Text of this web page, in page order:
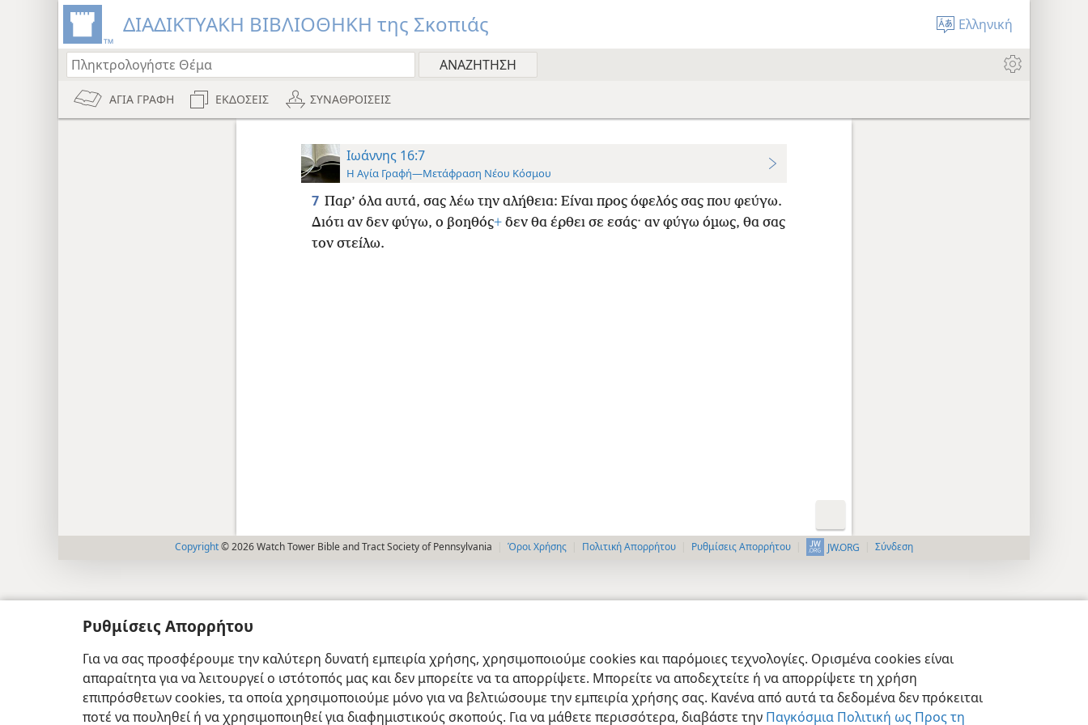
Ρυθμίσεις Απορρήτου
Για να σας προσφέρουμε την καλύτερη δυνατή εμπειρία χρήσης, χρησιμοποιούμε cookies και παρόμοιες τεχνολογίες. Ορισμένα cookies είναι
απαραίτητα για να λειτουργεί ο ιστότοπός μας και δεν μπορείτε να τα απορρίψετε. Μπορείτε να αποδεχτείτε ή να απορρίψετε τη χρήση
επιπρόσθετων cookies, τα οποία χρησιμοποιούμε μόνο για να βελτιώσουμε την εμπειρία χρήσης σας. Κανένα από αυτά τα δεδομένα δεν πρόκειται
ποτέ να πουληθεί ή να χρησιμοποιηθεί για διαφημιστικούς σκοπούς. Για να μάθετε περισσότερα, διαβάστε την Παγκόσμια Πολιτική ως Προς τη
ΔΙΑΔΙΚΤΥΑΚΗ ΒΙΒΛΙΟΘΗΚΗ της Σκοπιάς Ελληνική
ΑΓΙΑ ΓΡΑΦΗ ΕΚΔΟΣΕΙΣ ΣΥΝΑΘΡΟΙΣΕΙΣ
Ιωάννης 16:7
Η Αγία Γραφή—Μετάφραση Νέου Κόσμου
7 Παρ’ όλα αυτά, σας λέω την αλήθεια: Είναι προς όφελός σας που φεύγω.
Διότι αν δεν φύγω, ο βοηθός+δεν θα έρθει σε εσάς· αν φύγω όμως, θα σας
τον στείλω.
Copyright© 2026 Watch Tower Bible and Tract Society of Pennsylvania Όροι Χρήσης Πολιτική Απορρήτου Ρυθμίσεις Απορρήτου JW.ORG Σύνδεση